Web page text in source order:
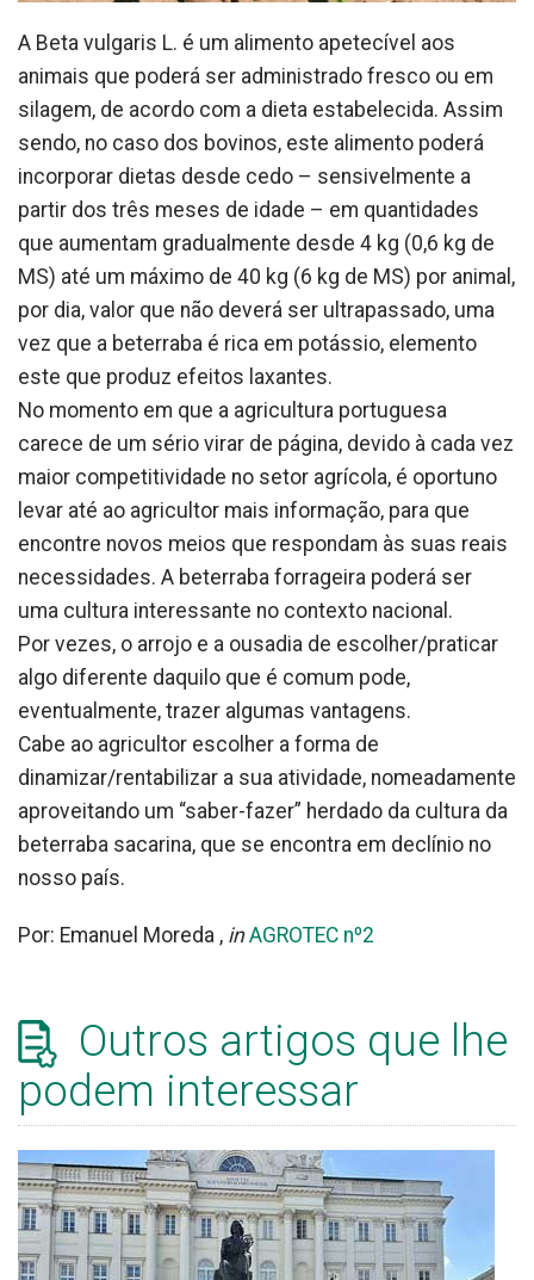
A Beta vulgaris L. é um alimento apetecível aos
animais que poderá ser administrado fresco ou em
silagem, de acordo com a dieta estabelecida. Assim
sendo, no caso dos bovinos, este alimento poderá
incorporar dietas desde cedo – sensivelmente a
partir dos três meses de idade – em quantidades
que aumentam gradualmente desde 4 kg (0,6 kg de
MS) até um máximo de 40 kg (6 kg de MS) por animal,
por dia, valor que não deverá ser ultrapassado, uma
vez que a beterraba é rica em potássio, elemento
este que produz efeitos laxantes.
No momento em que a agricultura portuguesa
carece de um sério virar de página, devido à cada vez
maior competitividade no setor agrícola, é oportuno
levar até ao agricultor mais informação, para que
encontre novos meios que respondam às suas reais
necessidades. A beterraba forrageira poderá ser
uma cultura interessante no contexto nacional.
Por vezes, o arrojo e a ousadia de escolher/praticar
algo diferente daquilo que é comum pode,
eventualmente, trazer algumas vantagens.
Cabe ao agricultor escolher a forma de
dinamizar/rentabilizar a sua atividade, nomeadamente
aproveitando um “saber-fazer” herdado da cultura da
beterraba sacarina, que se encontra em declínio no
nosso país.
Por: Emanuel Moreda , in AGROTEC nº2
Outros artigos que lhe
podem interessar